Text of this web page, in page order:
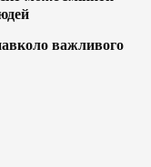
важливого